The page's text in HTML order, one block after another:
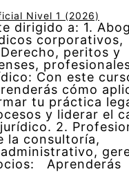
Nivel 1 (2026)
dirigido a: 1.
corporativos,
peritos y
Con este
cómo
tu práctica
y liderar el
2.
la consultoría,
Aprenderás